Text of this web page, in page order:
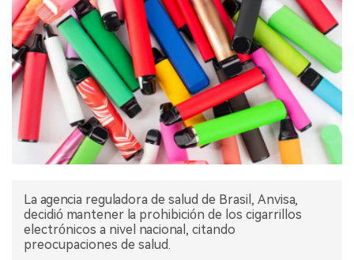
EXPOSICIÓN
ENTREVISTA
La agencia reguladora de salud de Brasil, Anvisa,
decidió mantener la prohibición de los cigarrillos
electrónicos a nivel nacional, citando
preocupaciones de salud.